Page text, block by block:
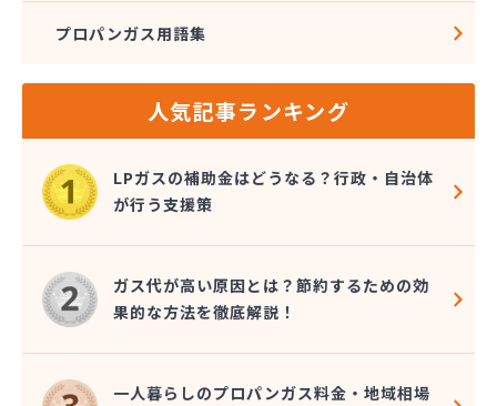
プロパンガス用語集
人気記事ランキング
LPガスの補助金はどうなる？行政・自治体
が行う支援策
ガス代が高い原因とは？節約するための効
果的な方法を徹底解説！
一人暮らしのプロパンガス料金・地域相場